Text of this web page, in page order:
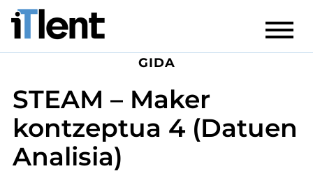
GIDA
STEAM – Maker
kontzeptua 4 (Datuen
Analisia)